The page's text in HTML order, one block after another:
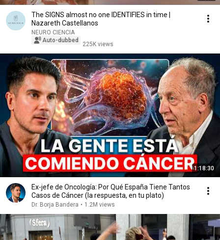
The SIGNS almost no one IDENTIFIES in time |
Nazareth Castellanos
NEURO CIENCIA
Auto-dubbed
225K views
1:18:30
Ex-jefe de Oncología: Por Qué España Tiene Tantos
Casos de Cáncer (la respuesta, en tu plato)
Dr. Borja Bandera • 1.2M views